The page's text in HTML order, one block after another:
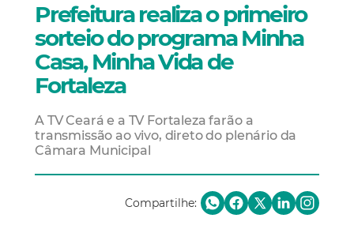
Prefeitura realiza o primeiro
sorteio do programa Minha
Casa, Minha Vida de
Fortaleza
A TV Ceará e a TV Fortaleza farão a
transmissão ao vivo, direto do plenário da
Câmara Municipal
Compartilhe: